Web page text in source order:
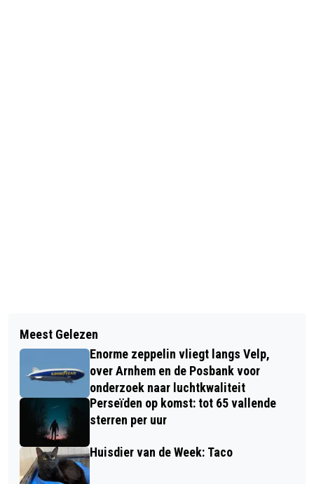
HUISDIER VAN DE WEEK: ONTMOET
POES INA
GRATIS CURSUS IN DE BIBLIOTHEEK
VELP ‘ZELF OVERHEIDSZAKEN VIA DE
COMPUTER REGELEN’
Meest Gelezen
Enorme zeppelin vliegt langs Velp,
over Arnhem en de Posbank voor
onderzoek naar luchtkwaliteit
Perseïden op komst: tot 65 vallende
sterren per uur
Huisdier van de Week: Taco